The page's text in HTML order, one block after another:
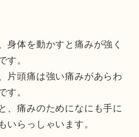
身体を動かすと痛みが強く
す。
片頭痛は強い痛みがあらわ
す。
、痛みのためになにも手に
いらっしゃいます。